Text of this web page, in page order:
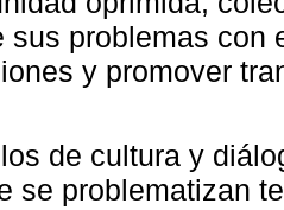
sus problemas con
y promover
de cultura y
se problematizan